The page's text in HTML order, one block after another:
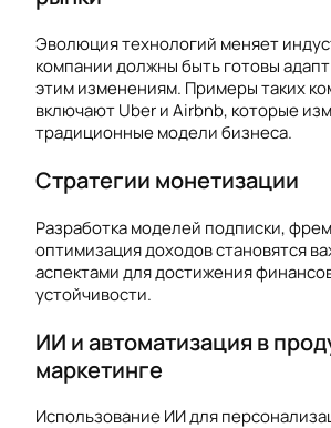
Эволюция технологий меняет
компании должны быть готовы
этим изменениям. Примеры таких
включают Uber и Airbnb, которые
традиционные модели бизнеса.
Стратегии монетизации
Разработка моделей подписки,
оптимизация доходов становятся
аспектами для достижения
устойчивости.
ИИ и автоматизация в
маркетинге
Использование ИИ для